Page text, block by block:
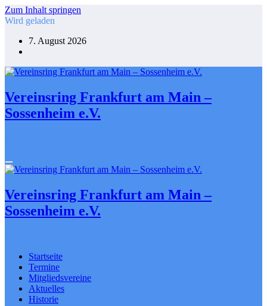
Zum Inhalt springen
Wird geladen
7. August 2026
Vereinsring Frankfurt am Main –
Sossenheim e.V.
Vereinsring Frankfurt am Main –
Sossenheim e.V.
Startseite
Termine
Mitgliedsvereine
Aktuelles
Historie